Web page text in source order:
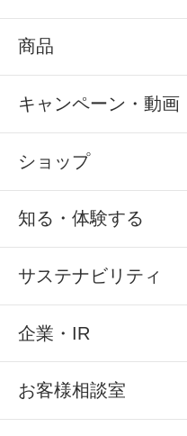
商品
キャンペーン・動画
ショップ
知る・体験する
サステナビリティ
企業・IR
お客様相談室